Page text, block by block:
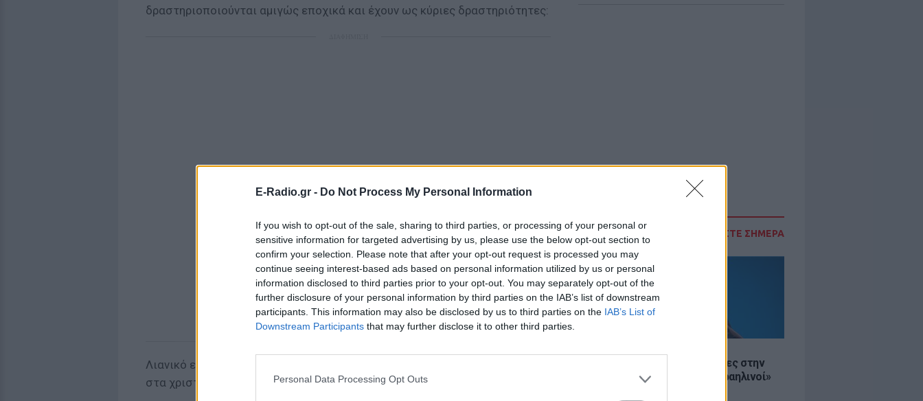
E-Radio.gr - Do Not Process My Personal Information
If you wish to opt-out of the sale, sharing to third parties, or processing of your personal or
sensitive information for targeted advertising by us, please use the below opt-out section to
confirm your selection. Please note that after your opt-out request is processed you may
continue seeing interest-based ads based on personal information utilized by us or personal
information disclosed to third parties prior to your opt-out. You may separately opt-out of the
further disclosure of your personal information by third parties on the IAB’s list of downstream
participants. This information may also be disclosed by us to third parties on the IAB’s List of
Downstream Participants that may further disclose it to other third parties.
Personal Data Processing Opt Outs
ΔΙΑΒΑΣΤΕ ΣΗΜΕΡΑ
Ισραηλινό ΥΠΕΞ προς τουρίστες στην
Ελλάδα: «Κρύψτε ότι είστε Ισραηλινοί»
δραστηριοποιούνται αμιγώς εποχικά και έχουν ως κύριες δραστηριότητες:
Λιανικό εμπόριο φωτιστικών διατάξεων των τύπων που χρησιμοποιούνται
στα χριστουγεννιάτικα δέντρα με ΚΑΔ/47.59.56.16